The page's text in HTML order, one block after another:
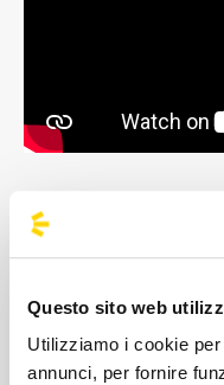
Questo sito web
Utilizziamo i cookie
annunci, per fornire
Colorado, ma il
cinque anni più
Loud, album del